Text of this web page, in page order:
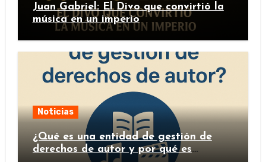
Juan Gabriel: El Divo que convirtió la
música en un imperio
Noticias
¿Qué es una entidad de gestión de
derechos de autor y por qué es